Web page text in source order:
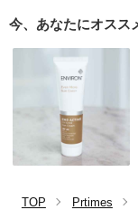
今、あなたにオスス
TOP Prtimes